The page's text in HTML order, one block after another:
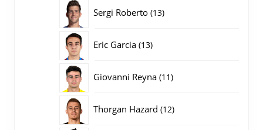
Sergi Roberto 1313
Eric Garcia 1313
Giovanni Reyna 1111
Thorgan Hazard 1212